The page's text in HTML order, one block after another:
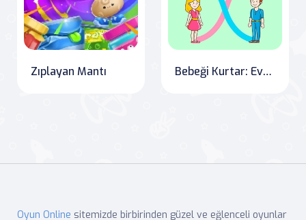
Zıplayan Mantı Bebeği Kurtar: Eve Dönüş
Oyun Online sitemizde birbirinden güzel ve eğlenceli oyunlar